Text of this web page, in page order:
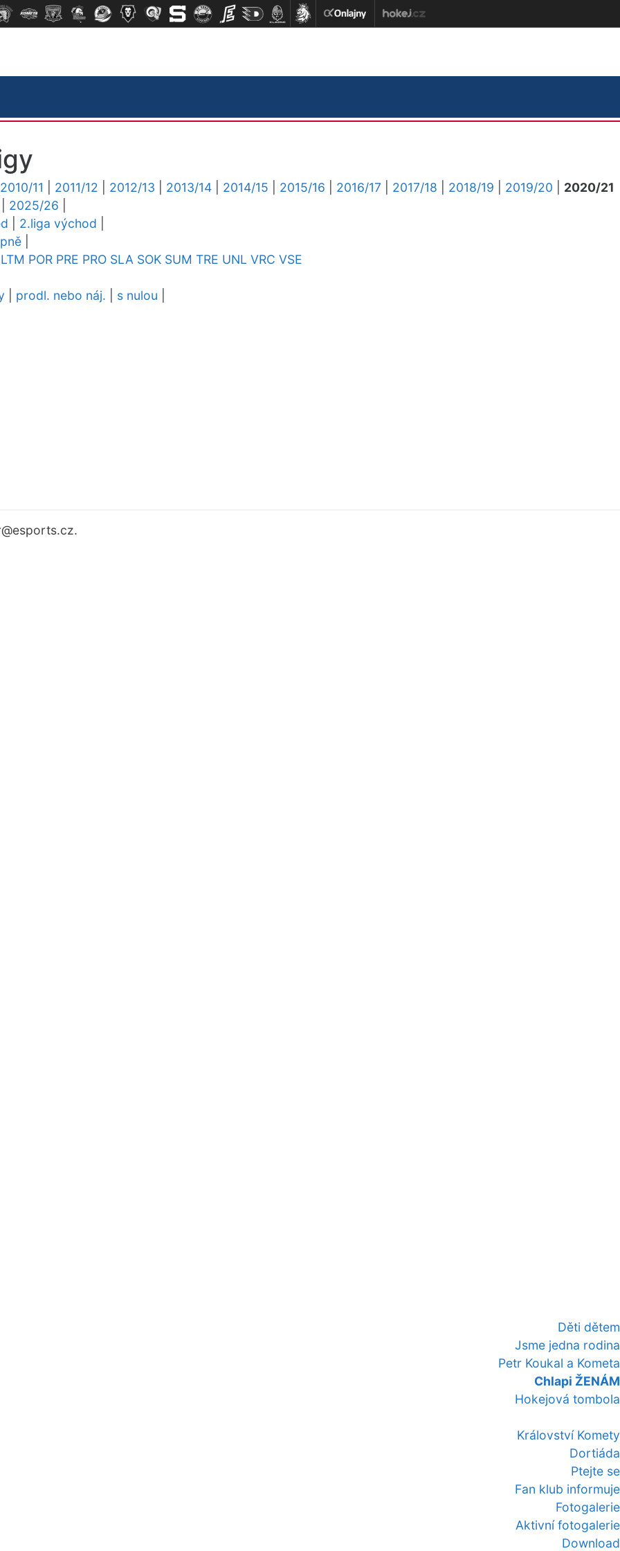
Děti dětem
Jsme jedna rodina
Petr Koukal a Kometa
Chlapi ŽENÁM
Hokejová tombola
Království Komety
Dortiáda
Ptejte se
Fan klub informuje
Fotogalerie
Aktivní fotogalerie
Download
2010/11 2011/12 2012/13 2013/14 2014/15 2015/16 2016/17 2017/18 2018/19 2019/20
2020/21
2025/26
2.liga východ
LTM POR PRE PRO SLA SOK SUM TRE UNL VRC VSE
prodl. nebo náj. s nulou
@esports.cz.